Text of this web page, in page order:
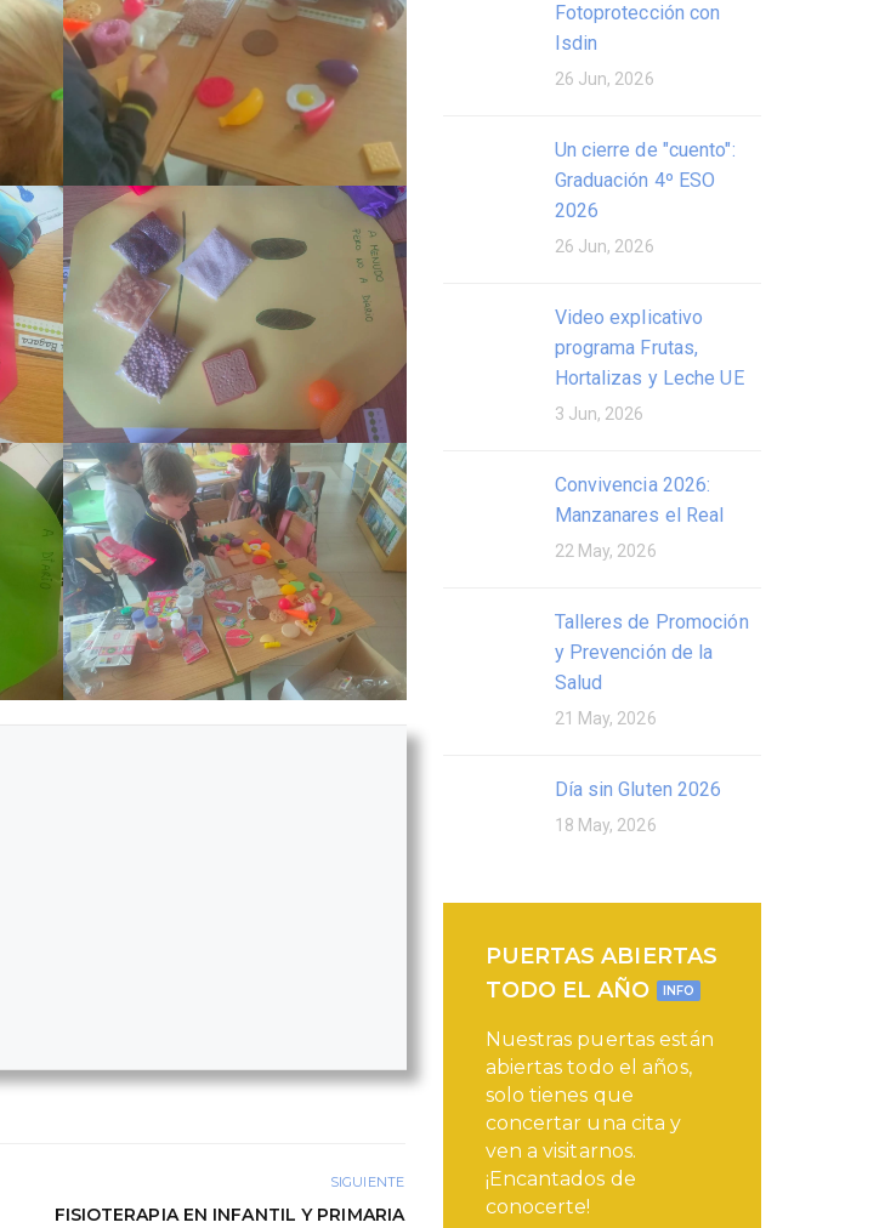
SIGUIENTE
FISIOTERAPIA EN INFANTIL Y PRIMARIA
Fotoprotección con
Isdin
26 Jun, 2026
Un cierre de "cuento":
Graduación 4º ESO
2026
26 Jun, 2026
Video explicativo
programa Frutas,
Hortalizas y Leche UE
3 Jun, 2026
Convivencia 2026:
Manzanares el Real
22 May, 2026
Talleres de Promoción
y Prevención de la
Salud
21 May, 2026
Día sin Gluten 2026
18 May, 2026
PUERTAS ABIERTAS
TODO EL AÑO
INFO
Nuestras puertas están
abiertas todo el años,
solo tienes que
concertar una cita y
ven a visitarnos.
¡Encantados de
conocerte!